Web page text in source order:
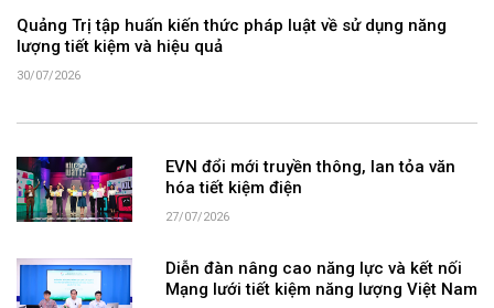
Quảng Trị tập huấn kiến thức pháp luật về sử dụng năng
lượng tiết kiệm và hiệu quả
30/07/2026
EVN đổi mới truyền thông, lan tỏa văn
hóa tiết kiệm điện
27/07/2026
Diễn đàn nâng cao năng lực và kết nối
Mạng lưới tiết kiệm năng lượng Việt Nam